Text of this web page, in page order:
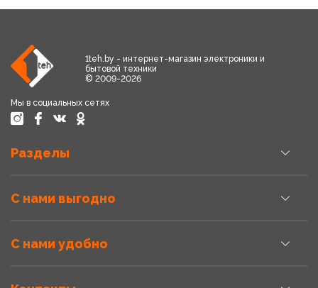
1teh.by - интернет-магазин электроники и
бытовой техники
© 2009-2026
Мы в социальных сетях
Разделы
С нами выгодно
С нами удобно